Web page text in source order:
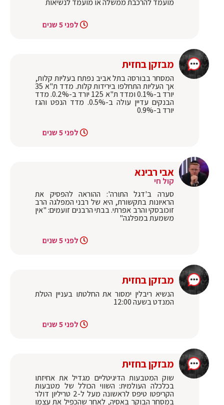
מועמד להרכבת ממשלה או מועמד לנשיאות
לפני 5 שנים
מבזקן בחזית
המסחר בבורסה בתל אביב נפתח בעליות קלות,
אך העליות התחלפו בירידות קלות. מדד ת"א 35
יורד ב-0.1% ומדד ת"א 125 יורד ב-0.2%. מדד
הבנקים עדיין עולה ב-0.5%. מדד הנפט והגז
יורד ב-0.9%
לפני 5 שנים
אבי רבינא
קול חי
סערה ב'דגל התורה': ההוראה להפסיק את
הראיונות בתקשורת, היא של רבני המפלגה הרב
זוכובסקי והרב אפרתי. בבתי הרבנים זועמים: "אין
משמעת במפלגה"
לפני 5 שנים
מבזקן בחזית
הנשיא ריבלין ימסור את החלטתו בעניין הטלת
המנדט בשעה 12:00
לפני 5 שנים
מבזקן בחזית
שוק המטבעות הדיגיטליים מגדיל את אחיזתו
בכלכלה העולמית: השווי הכולל של מטבעות
הקריפטו טיפס לראשונה מעל ל-2 טריליון דולר
במסחר הבוקר באסיה, לאחר שהכפיל את עצמו